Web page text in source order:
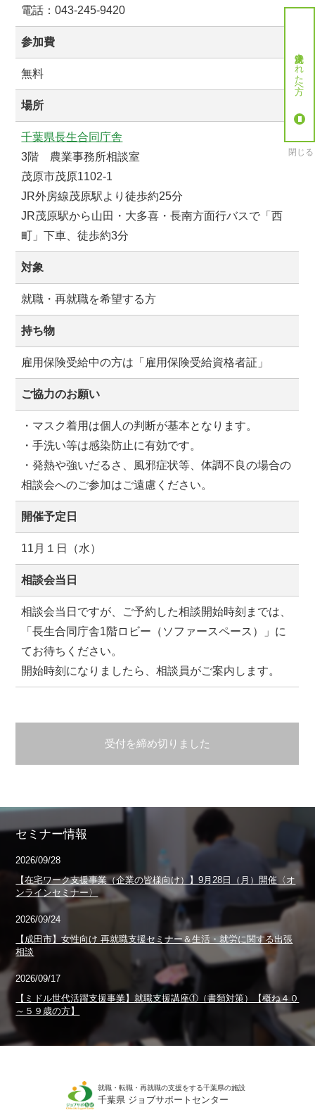
電話：043-245-9420
参加費
無料
場所
千葉県長生合同庁舎
3階 農業事務所相談室
茂原市茂原1102-1
JR外房線茂原駅より徒歩約25分
JR茂原駅から山田・大多喜・長南方面行バスで「西
町」下車、徒歩約3分
対象
就職・再就職を希望する方
持ち物
雇用保険受給中の方は「雇用保険受給資格者証」
ご協力のお願い
・マスク着用は個人の判断が基本となります。
・手洗い等は感染防止に有効です。
・発熱や強いだるさ、風邪症状等、体調不良の場合の
相談会へのご参加はご遠慮ください。
開催予定日
11月１日（水）
相談会当日
相談会当日ですが、ご予約した相談開始時刻までは、
「長生合同庁舎1階ロビー（ソファースペース）」に
てお待ちください。
開始時刻になりましたら、相談員がご案内します。
受付を締め切りました
セミナー情報
2026/09/28
【在宅ワーク支援事業（企業の皆様向け）】9月28日（月）開催〈オ
ンラインセミナー〉
2026/09/24
【成田市】女性向け 再就職支援セミナー＆生活・就労に関する出張
相談
2026/09/17
【ミドル世代活躍支援事業】就職支援講座①（書類対策）【概ね４０
～５９歳の方】
就職・転職・再就職の支援をする千葉県の施設
千葉県 ジョブサポートセンター
就労決定された方へ
閉じる